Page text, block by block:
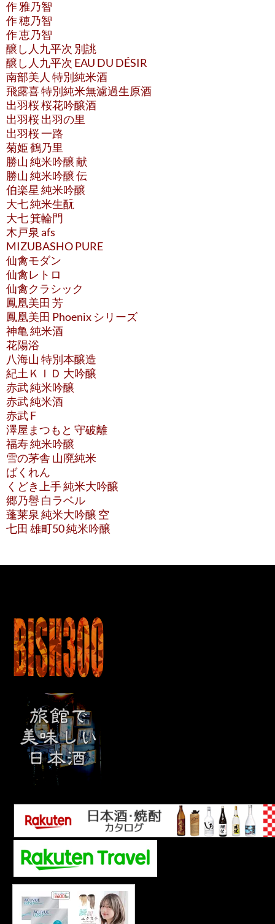
作 雅乃智
作 穂乃智
作 恵乃智
醸し人九平次 別誂
醸し人九平次 EAU DU DÉSIR
南部美人 特別純米酒
飛露喜 特別純米無濾過生原酒
出羽桜 桜花吟醸酒
出羽桜 出羽の里
出羽桜 一路
菊姫 鶴乃里
勝山 純米吟醸 献
勝山 純米吟醸 伝
伯楽星 純米吟醸
大七 純米生酛
大七 箕輪門
木戸泉 afs
MIZUBASHO PURE
仙禽モダン
仙禽レトロ
仙禽クラシック
鳳凰美田 芳
鳳凰美田 Phoenix シリーズ
神亀 純米酒
花陽浴
八海山 特別本醸造
紀土ＫＩＤ 大吟醸
赤武 純米吟醸
赤武 純米酒
赤武 F
澤屋まつもと 守破離
福寿 純米吟醸
雪の茅舎 山廃純米
ばくれん
くどき上手 純米大吟醸
郷乃譽 白ラベル
蓬莱泉 純米大吟醸 空
七田 雄町50 純米吟醸